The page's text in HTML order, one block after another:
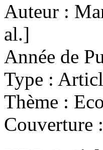
Auteur :
al.]
Année de
Type :
Thème :
Couverture :